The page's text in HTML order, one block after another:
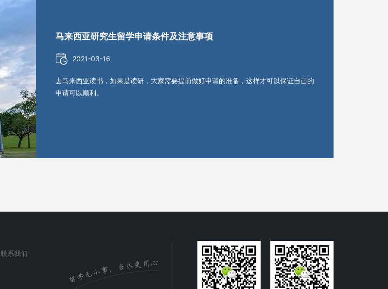
马来西亚研究生留学申请条件及注意事项
2021-03-16
去马来西亚读书，如果是读研，大家需要提前做好申请的准备，这样才可以保证自己的
申请可以顺利。
联系我们